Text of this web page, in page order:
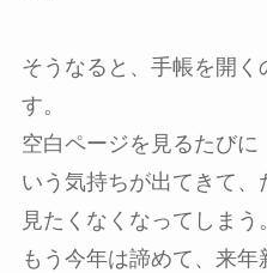
そうなると、手帳を開く
す。
空白ページを見るたびに
いう気持ちが出てきて
見たくなくなってしまう。
もう今年は諦めて、来